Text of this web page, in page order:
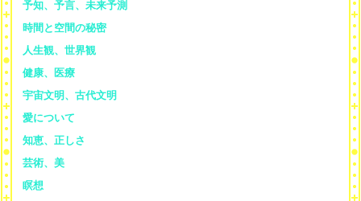
予知、予言、未来予測
時間と空間の秘密
人生観、世界観
健康、医療
宇宙文明、古代文明
愛について
知恵、正しさ
芸術、美
瞑想